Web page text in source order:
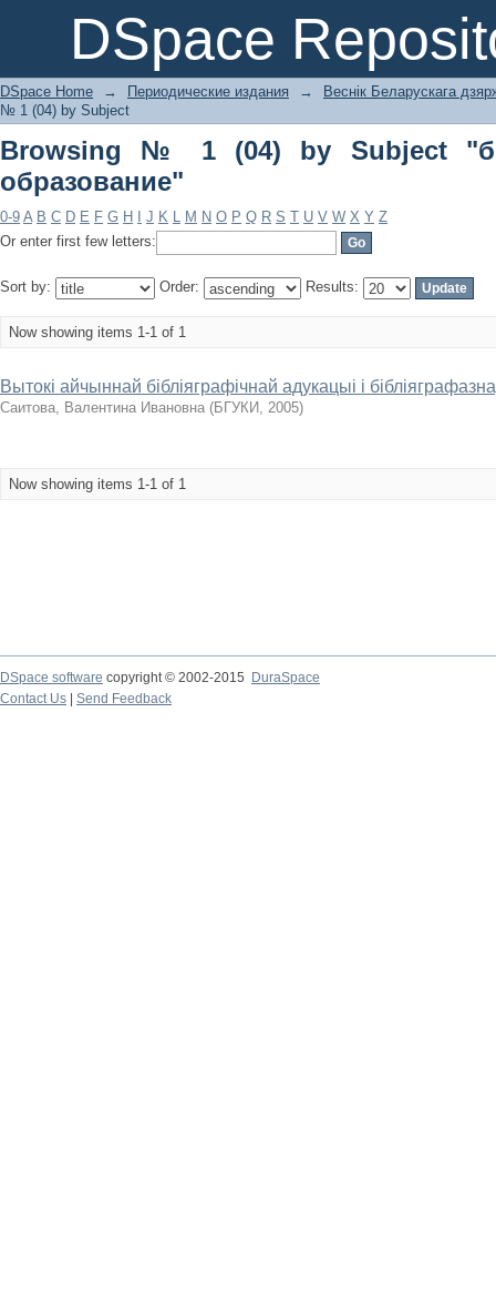
DSpace
Browsing № 1 (04) by Subject
DSpace Home → Периодические издания →
Веснік Беларускага
№ 1 (04) by Subject
Browsing № 1 (04) by Subject
образование"
0-9 A B C D E F G H J K L M N O P Q R S T U V W X Y Z
Or enter first few letters:
Sort by: Order: Results:
Now showing items 1-1 of 1
Вытокі айчыннай бібліяграфічнай адукацыі і
Саитова, Валентина Ивановна (БГУКИ, 2005)
Now showing items 1-1 of 1
DSpace software copyright © 2002-2015
DuraSpace
Contact Us
Send Feedback